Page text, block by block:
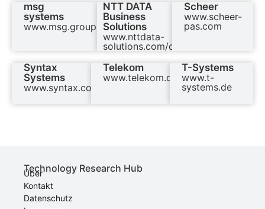
msg
systems
www.msg.group
NTT DATA
Business
Solutions
www.nttdata-
solutions.com/de/
Scheer
www.scheer-
pas.com
Syntax
Systems
www.syntax.com/fit/de/home
Telekom
www.telekom.de
T-Systems
www.t-
systems.de
Technology Research Hub
Über
Kontakt
Datenschutz